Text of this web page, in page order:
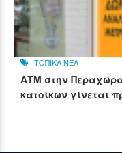
ΤΟΠΙΚΑ ΝΕΑ
ΑΤΜ στην
κατοίκων γίνεται